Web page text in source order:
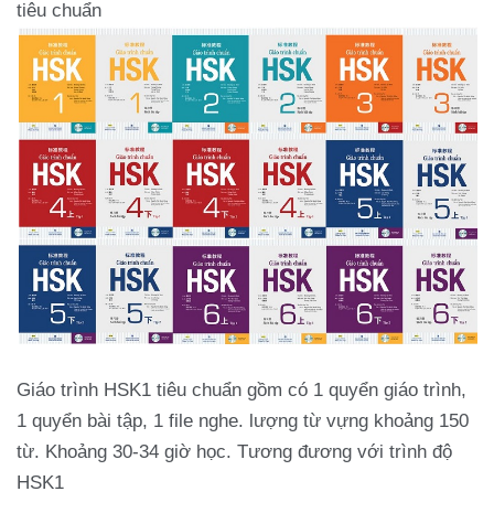
tiêu chuẩn
Giáo trình HSK1 tiêu chuẩn gồm có 1 quyển giáo trình,
1 quyển bài tập, 1 file nghe. lượng từ vựng khoảng 150
từ. Khoảng 30-34 giờ học. Tương đương với trình độ
HSK1